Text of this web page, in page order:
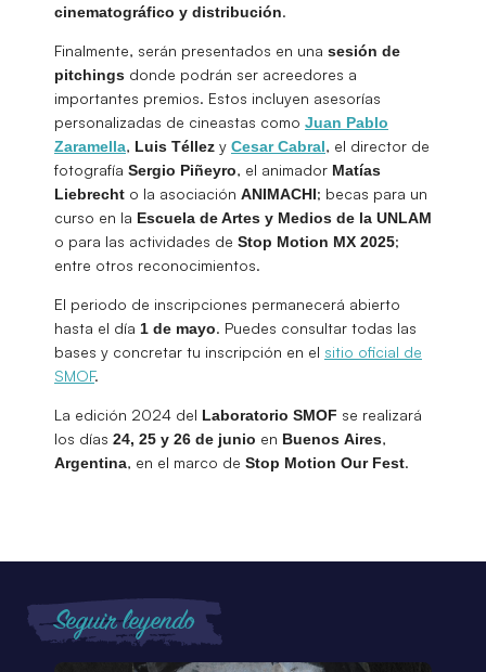
cinematográfico y distribución.
Finalmente, serán presentados en una sesión de
pitchings donde podrán ser acreedores a
importantes premios. Estos incluyen asesorías
personalizadas de cineastas como Juan Pablo
Zaramella, Luis Téllez y Cesar Cabral, el director de
fotografía Sergio Piñeyro, el animador Matías
Liebrecht o la asociación ANIMACHI; becas para un
curso en la Escuela de Artes y Medios de la UNLAM
o para las actividades de Stop Motion MX 2025;
entre otros reconocimientos.
El periodo de inscripciones permanecerá abierto
hasta el día 1 de mayo. Puedes consultar todas las
bases y concretar tu inscripción en el sitio oficial de
SMOF.
La edición 2024 del Laboratorio SMOF se realizará
los días 24, 25 y 26 de junio en Buenos Aires,
Argentina, en el marco de Stop Motion Our Fest.
Seguir leyendo